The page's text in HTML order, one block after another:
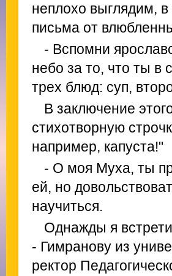
неплохо выглядим,
письма от
- Вспомни
небо за то, что ты в
трех блюд: суп,
В заключение
стихотворную
например, капуста!"
- О моя Муха, ты
ей, но
научиться.
Однажды я
- Гимранову из
ректор